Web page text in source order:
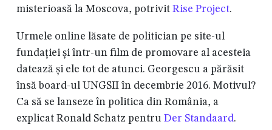
misterioasă la Moscova, potrivit Rise Project.
Urmele online lăsate de politician pe site-ul
fundației și într-un film de promovare al acesteia
datează și ele tot de atunci. Georgescu a părăsit
însă board-ul UNGSII în decembrie 2016. Motivul?
Ca să se lanseze în politica din România, a
explicat Ronald Schatz pentru Der Standaard.